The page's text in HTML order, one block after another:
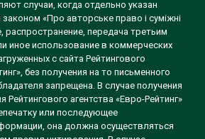
случаи, когда отдельно указан
«Про авторське право і суміжні
распространение, передача третьим
иное использование в коммерческих
с сайта Рейтингового
без получения на то письменного
запрещена. В случае получения
Рейтингового агентства «Евро-Рейтинг»
или последующее
она должна осуществляться